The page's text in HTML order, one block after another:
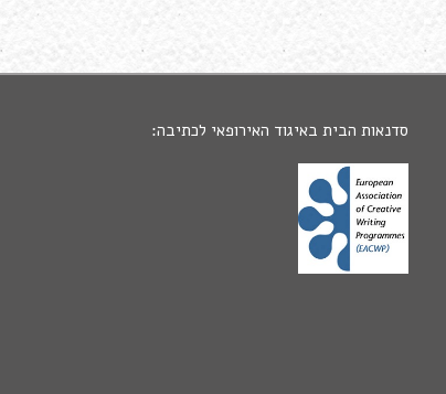
סדנאות הבית באיגוד האירופאי לכתיבה: